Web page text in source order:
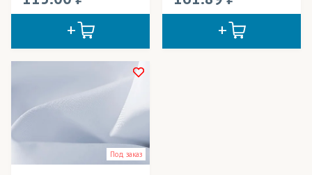
Флаг
Флажная сетка
Шифон
Под заказ